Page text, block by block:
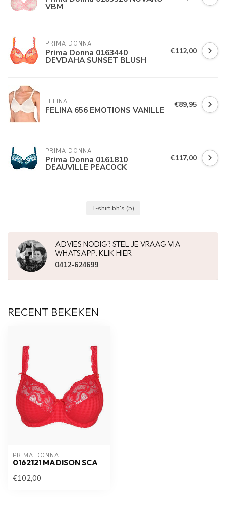
VBM
PRIMA DONNA
Prima Donna 0163440
DEVDAHA SUNSET BLUSH
€112,00
FELINA
FELINA 656 EMOTIONS VANILLE €89,95
PRIMA DONNA
Prima Donna 0161810
DEAUVILLE PEACOCK
€117,00
T-shirt bh's (5)
ADVIES NODIG? STEL JE VRAAG VIA
WHATSAPP, KLIK HIER
0412-624699
RECENT BEKEKEN
PRIMA DONNA
0162121 MADISON SCA
€102,00